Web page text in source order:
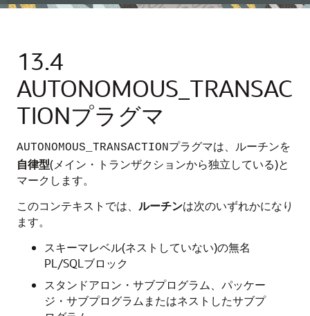
13.4
AUTONOMOUS_TRANSAC
TIONプラグマ
AUTONOMOUS_TRANSACTIONプラグマは、ルーチンを
自律型(メイン・トランザクションから独立している)と
マークします。
このコンテキストでは、 ルーチンは次のいずれかになり
ます。
スキーマレベル(ネストしていない)の無名
PL/SQLブロック
スタンドアロン・サブプログラム、パッケー
ジ・サブプログラムまたはネストしたサブプ